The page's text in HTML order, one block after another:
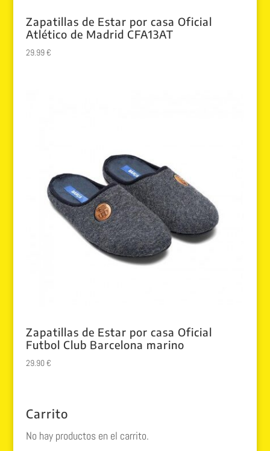
Zapatillas de Estar por casa Oficial
Atlético de Madrid CFA13AT
29.99€
Zapatillas de Estar por casa Oficial
Futbol Club Barcelona marino
29.90€
Carrito
No hay productos en el carrito.